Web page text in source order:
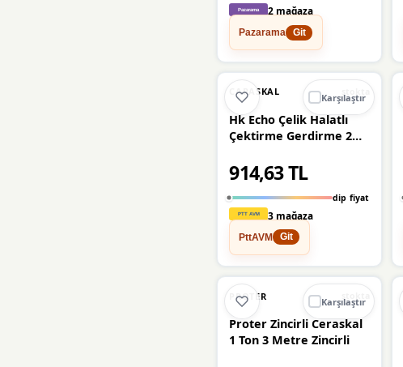
2 mağaza
Pazarama Git
Karşılaştır
%34 🔥%34 DÜŞTÜ
CARASKAL
Hk Echo Çelik Halatlı
Çektirme Gerdirme 2
914,63 TL
dip fiyat
3 mağaza
PttAVM Git
Karşılaştır
%24 🔥%24 DÜŞTÜ
PROTER
Proter Zincirli Ceraskal
1 Ton 3 Metre Zincirli